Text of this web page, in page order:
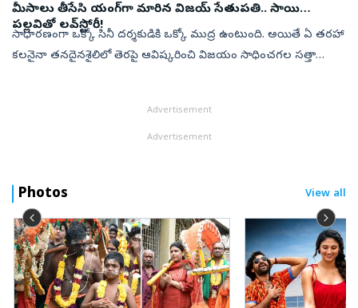
మీసాలు తీసేసి యంగ్‌గా మారిన విజయ్ సేతుపతి.. సాయి
పల్లవితో లవ్‌స్టోరీ!
సాధారణంగా ఒక్కో సినీ దర్శకుడికి ఒక్కో ముద్ర ఉంటుంది. అయితే ఏ తరహా
కలనైనా తనదైనశైలిలో తెరపై ఆవిష్కరించి విజయం సాధించగల సత్తా
Advertisement
Advertisement
Photos View all